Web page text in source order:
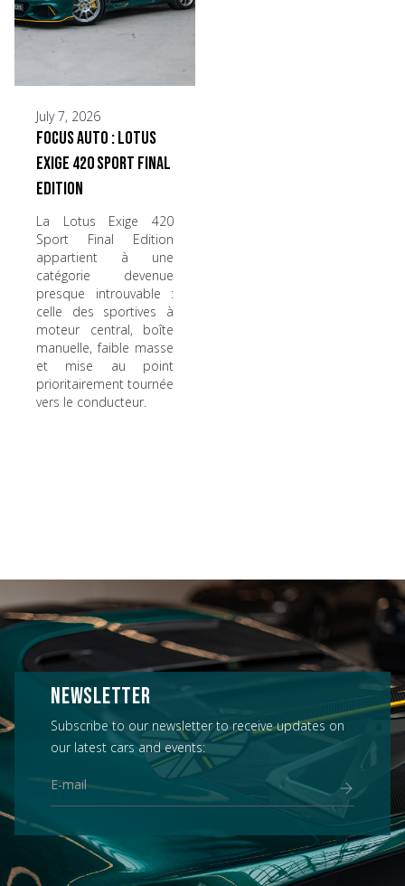
July 7, 2026
Focus Auto : Lotus
Exige 420 Sport Final
Edition
La Lotus Exige 420
Sport Final Edition
appartient à une
catégorie devenue
presque introuvable :
celle des sportives à
moteur central, boîte
manuelle, faible masse
et mise au point
prioritairement tournée
vers le conducteur.
NEWSLETTER
Subscribe to our newsletter to receive updates on
our latest cars and events: